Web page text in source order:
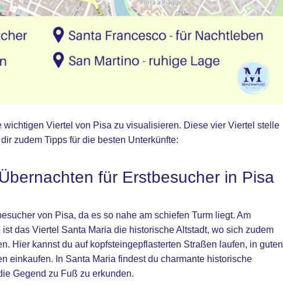
Viertel von Pisa zu visualisieren. Diese vier Viertel stelle
zudem Tipps für die besten Unterkünfte:
für Erstbesucher in Pisa
von Pisa, da es so nahe am schiefen Turm liegt. Am
das Viertel Santa Maria die historische Altstadt, wo sich zudem
Hier kannst du auf kopfsteingepflasterten Straßen laufen, in guten
einkaufen. In Santa Maria findest du charmante historische
Gegend zu Fuß zu erkunden.